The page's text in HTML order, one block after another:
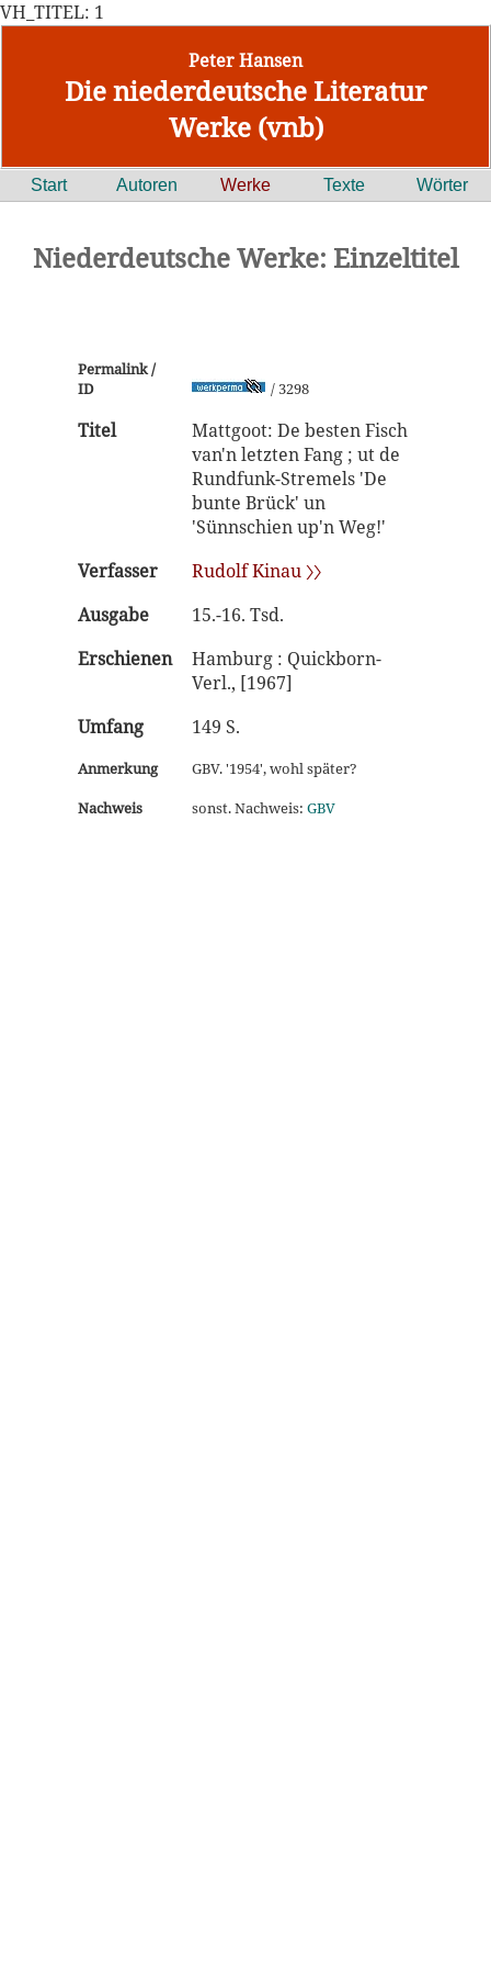
VH_TITEL: 1
Peter Hansen
Die niederdeutsche Literatur
Werke (vnb)
Start Autoren Werke Texte Wörter
Niederdeutsche Werke: Einzeltitel
Permalink /
ID
/ 3298
Titel
Mattgoot: De besten Fisch
van'n letzten Fang ; ut de
Rundfunk-Stremels 'De
bunte Brück' un
'Sünnschien up'n Weg!'
Verfasser
Rudolf Kinau 〉〉
Ausgabe
15.-16. Tsd.
Erschienen
Hamburg : Quickborn-
Verl., [1967]
Umfang
149 S.
Anmerkung
GBV. '1954', wohl später?
Nachweis
sonst. Nachweis: GBV